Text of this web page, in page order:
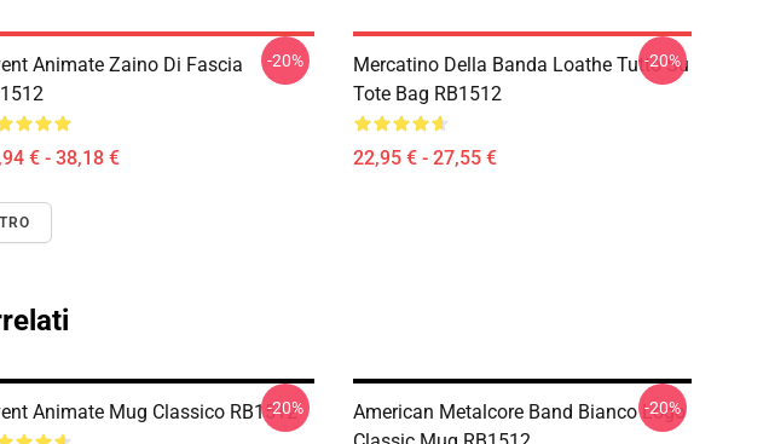
Animate Zaino Di Fascia
€ - 38,18 €
-20%
Mercatino Della Banda Loathe Tutto Su
Tote Bag RB1512
22,95 € - 27,55 €
-20%
Animate Mug Classico RB1512
-20%
American Metalcore Band Bianco Logo
-20%